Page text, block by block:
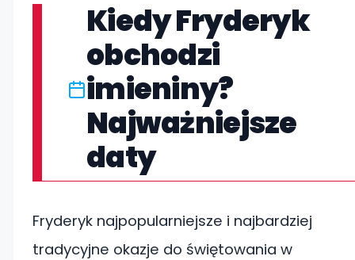
Kiedy Fryderyk
obchodzi
imieniny?
Najważniejsze
daty
Fryderyk najpopularniejsze i najbardziej
tradycyjne okazje do świętowania w